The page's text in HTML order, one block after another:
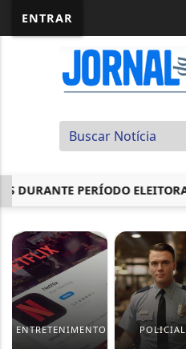
ENTRAR
PERÍODO ELEITORAL
ENTRETENIMENTO POLICIAL